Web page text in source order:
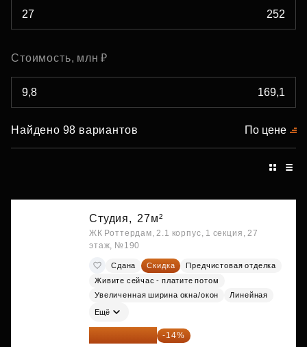
Стоимость, млн ₽
Найдено 98 вариантов По цене
Студия, 27м²
ЖК Роттердам, 2.1 корпус, 1 секция, 27
этаж, №190
Сдана Скидка
Предчистовая отделка
Живите сейчас - платите потом
Увеличенная ширина окна/окон
Линейная
Ещё
20 147 994 ₽ -14%